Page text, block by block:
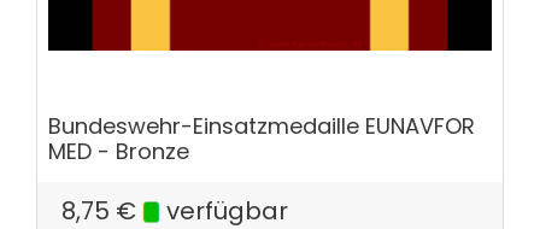
Bundeswehr-Einsatzmedaille EUNAVFOR
MED - Bronze
8,75 € verfügbar